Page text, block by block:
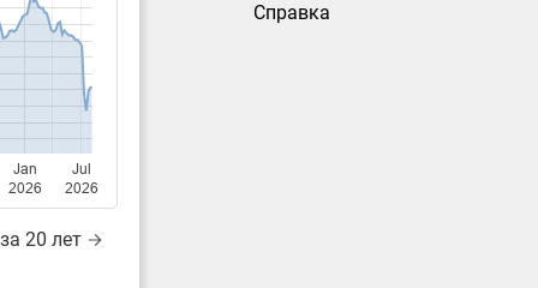
Справка
Jan
2026
Jul
2026
20 лет